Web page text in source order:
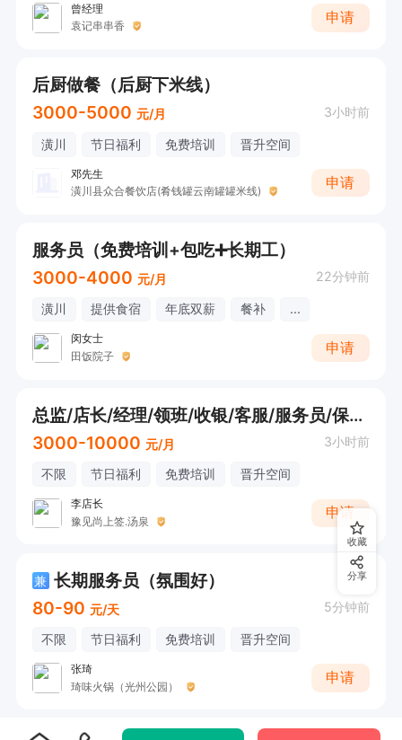
曾经理
袁记串串香
申请
后厨做餐（后厨下米线）
3000-5000 元/月 3小时前
潢川 节日福利 免费培训 晋升空间
邓先生
潢川县众合餐饮店(肴钱罐云南罐罐米线)
申请
服务员（免费培训+包吃➕长期工）
3000-4000 元/月 22分钟前
潢川 提供食宿 年底双薪 餐补 ...
闵女士
田饭院子
申请
总监/店长/经理/领班/收银/客服/服务员/保洁员/家庭厨师
3000-10000 元/月 3小时前
不限 节日福利 免费培训 晋升空间
李店长
豫见尚上签.汤泉
申请
兼 长期服务员（氛围好）
80-90 元/天 5分钟前
不限 节日福利 免费培训 晋升空间
张琦
琦味火锅（光州公园）
申请
收藏
分享